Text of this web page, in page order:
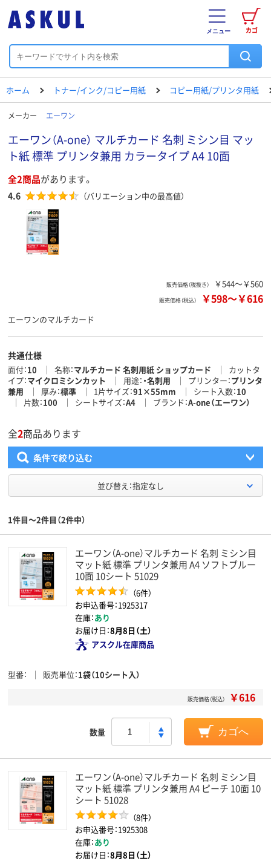
カゴ
メニュー
ホーム トナー/インク/コピー用紙 コピー用紙/プリンタ用紙
メーカー エーワン
エーワン（A-one） マルチカード 名刺 ミシン目 マッ
ト紙 標準 プリンタ兼用 カラータイプ A4 10面
全2商品があります。
4.6 （バリエーション中の最高値）
販売価格（税抜き） ￥544～￥560
販売価格（税込） ￥598～￥616
エーワンのマルチカード
共通仕様
面付 10 名称 マルチカード 名刺用紙 ショップカード
カットタ
イプ マイクロミシンカット 用途 ・名刺用 プリンター プリンタ
兼用
厚み 標準 1片サイズ 91×55mm シート入数 10
片数 100 シートサイズ A4 ブランド A-one（エーワン）
全2商品あります
条件で絞り込む
並び替え：指定なし
1件目～2件目（2件中）
エーワン（A-one）マルチカード 名刺 ミシン目
マット紙 標準 プリンタ兼用 A4 ソフトブルー
10面 10シート 51029
（6件）
お申込番号：1925317
在庫：あり
お届け日：8月8日（土）
アスクル在庫商品
型番 販売単位 1袋（10シート入）
販売価格（税込） ￥616
数量 カゴへ
エーワン（A-one）マルチカード 名刺 ミシン目
マット紙 標準 プリンタ兼用 A4 ピーチ 10面 10
シート 51028
（8件）
お申込番号：1925308
在庫：あり
お届け日：8月8日（土）